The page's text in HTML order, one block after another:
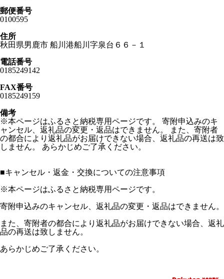
郵便番号
0100595
住所
秋田県男鹿市 船川港船川字泉台６６－１
電話番号
0185249142
FAX番号
0185249159
備考
※本ページはふるさと納税専用ページです。 寄附申込みのキ
ャンセル、返礼品の変更・返品はできません。 また、寄附者
の都合により返礼品がお届けできない場合、返礼品の再送は致
しません。 あらかじめご了承ください。
■キャンセル・返金・交換についての注意事項
※本ページはふるさと納税専用ページです。
寄附申込みのキャンセル、返礼品の変更・返品はできません。
また、寄附者の都合により返礼品がお届けできない場合、返礼
品の再送は致しません。
あらかじめご了承ください。